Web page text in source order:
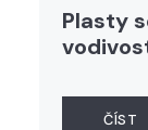
Plasty
ČÍST